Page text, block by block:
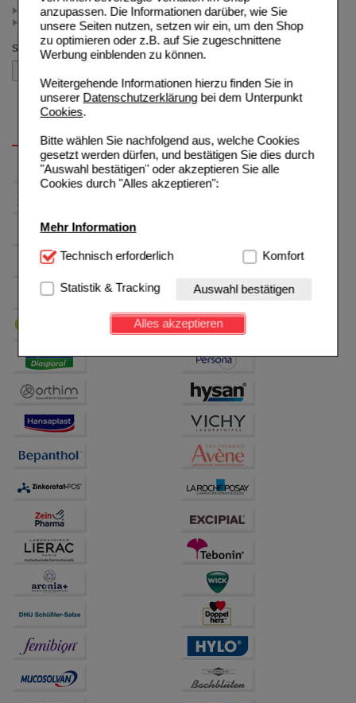
anzupassen. Die Informationen darüber, wie Sie
unsere Seiten nutzen, setzen wir ein, um den Shop
zu optimieren oder z.B. auf Sie zugeschnittene
Werbung einblenden zu können.
Weitergehende Informationen hierzu finden Sie in
unserer Datenschutzerklärungbei dem Unterpunkt
Cookies.
Bitte wählen Sie nachfolgend aus, welche Cookies
gesetzt werden dürfen, und bestätigen Sie dies durch
"Auswahl bestätigen" oder akzeptieren Sie alle
Cookies durch "Alles akzeptieren":
Mehr Information
Technisch Notwendig:Hierbei handelt es sich um
Website notwendig sind (z.B. Navigation, Warenkorb,
Kundenkonto), weshalb auf diese nicht verzichtet
werden kann.
Einkaufserlebnis noch ansprechender zu gestalten,
beispielsweise für die Wiedererkennung des
Besuchers oder unsere Seite an bevorzugte
Verhaltensweisen (z.B. Spracheinstellung)
anzupassen. Komfort-Cookies ermöglichen es uns
auch auf Ihre Bedürfnisse zugeschrittene Inhalte
anzuzeigen und unser Partnerprogramm zu
betreiben.
Statistik & Tracking:
Hierüber lassen sich
Informationen über die Art und Weise der Nutzung
unserer Website sammeln, mit deren Hilfe wir unsere
Website weiter für Sie optimieren können, den Inhalt
auf unserer Website aber auch die Werbung auf
Drittseiten möglichst relevant für Sie zu gestalten.
Bitte beachten Sie, dass Daten hierfür teilweise an
Dritte wie z.B. Google oder soziale Medien
Technisch erforderlich Komfort
Statistik & Tracking Auswahl bestätigen
Alles akzeptieren
< 2.75 (2)
>= 2.75 (1)
Sortieren nach